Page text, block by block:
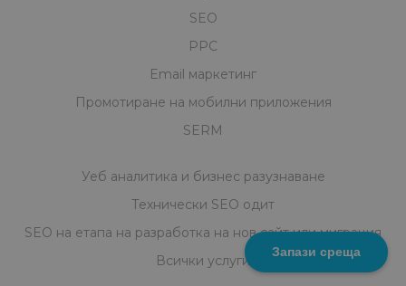
Запази среща
SEO
PPC
Email маркетинг
Промотиране на мобилни приложения
SERM
Уеб аналитика и бизнес разузнаване
Технически SEO одит
SEO на eтапa на разработка на нов сайт или миграция
Всички услуги